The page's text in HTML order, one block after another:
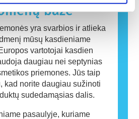
gali sukelti alergiją. Tai
nėra saugus naudoti
bazė
yra svarbios ir atlieka
mūsų kasdieniame
vartotojai kasdien
daugiau nei septynias
priemones. Jūs taip
kad norite daugiau sužinoti
sudedamąsias dalis.
pasaulyje, kuriame